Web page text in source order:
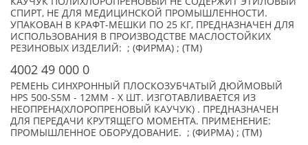
СПИРТ, НЕ ДЛЯ МЕДИЦИНСКОЙ ПРОМЫШЛЕННОСТИ.
УПАКОВАН В КРАФТ-МЕШКИ ПО 25 КГ, ПРЕДНАЗНАЧЕН ДЛЯ
ИСПОЛЬЗОВАНИЯ В ПРОИЗВОДСТВЕ МАСЛОСТОЙКИХ
РЕЗИНОВЫХ ИЗДЕЛИЙ: ; (ФИРМА) ; (TM)
4002 49 000 0
РЕМЕНЬ СИНХРОННЫЙ ПЛОСКОЗУБЧАТЫЙ ДЮЙМОВЫЙ
HPS 500-S5M - 12MM - X ШТ. ИЗГОТАВЛИВАЕТСЯ ИЗ
НЕОПРЕНА(ХЛОРОПРЕНОВЫЙ КАУЧУК) . ПРЕДНАЗНАЧЕН
ДЛЯ ПЕРЕДАЧИ КРУТЯЩЕГО МОМЕНТА. ПРИМЕНЕНИЕ:
ПРОМЫШЛЕННОЕ ОБОРУДОВАНИЕ. ; (ФИРМА) ; (TM)